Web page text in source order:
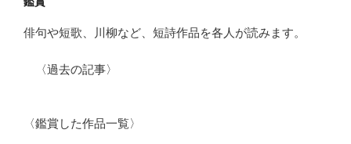
俳句や短歌、川柳など、短詩作品を各人が読みます。
〈過去の記事〉
〈鑑賞した作品一覧〉